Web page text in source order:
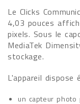
Le Clicks
4,03 pouces
pixels. Sous le
MediaTek
stockage.
L'appareil dispose
un capteur photo